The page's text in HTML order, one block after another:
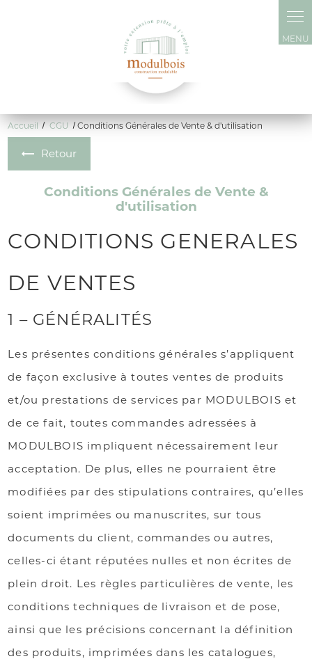
Accueil CGU Conditions Générales de Vente & d'utilisation
Retour
Conditions Générales de Vente &
d'utilisation
CONDITIONS GENERALES
DE VENTES
1 – GÉNÉRALITÉS
Les présentes conditions générales s’appliquent
de façon exclusive à toutes ventes de produits
et/ou prestations de services par MODULBOIS et
de ce fait, toutes commandes adressées à
MODULBOIS impliquent nécessairement leur
acceptation. De plus, elles ne pourraient être
modifiées par des stipulations contraires, qu’elles
soient imprimées ou manuscrites, sur tous
documents du client, commandes ou autres,
celles-ci étant réputées nulles et non écrites de
plein droit. Les règles particulières de vente, les
conditions techniques de livraison et de pose,
ainsi que les précisions concernant la définition
des produits, imprimées dans les catalogues,